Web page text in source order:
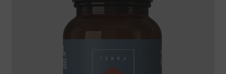
Viszonteladók, szakembereknek